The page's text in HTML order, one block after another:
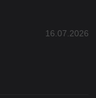
16.07.2026